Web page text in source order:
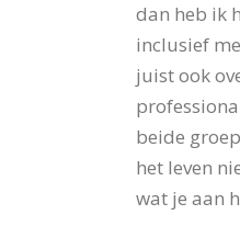
dan heb ik
inclusief
juist ook
beide
het leven
wat je aan